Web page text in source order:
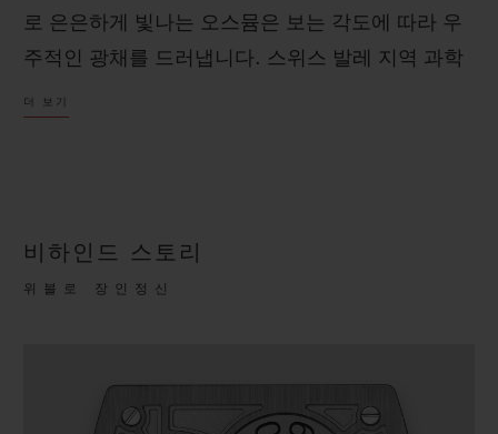
로 은은하게 빛나는 오스뮴은 보는 각도에 따라 우
주적인 광채를 드러냅니다. 스위스 발레 지역 과학
자들과 함께 개발한 정교한 결정화 과정을 거쳐 오
더 보기
비하인드 스토리
위블로 장인정신